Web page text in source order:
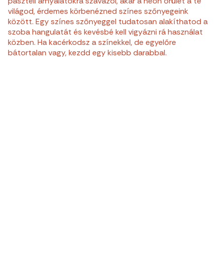
világod, érdemes körbenézned színes szőnyegeink
között. Egy színes szőnyeggel tudatosan alakíthatod a
szoba hangulatát és kevésbé kell vigyázni rá használat
közben. Ha kacérkodsz a színekkel, de egyelőre
bátortalan vagy, kezdd egy kisebb darabbal.